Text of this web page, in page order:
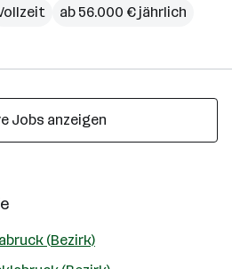
ab 56.000 € jährlich
Jobs anzeigen
(Bezirk)